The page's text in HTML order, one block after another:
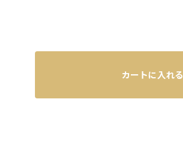
カートに入れる